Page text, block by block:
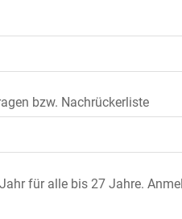
bzw. Nachrückerliste
für allebis 27 Jahre.